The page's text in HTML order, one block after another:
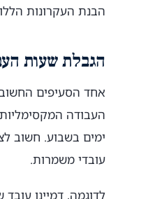
הבנת העקרונות
הגבלת שעות
אחד הסעיפים
ימים בשבוע. חשוב
עובדי משמרות.